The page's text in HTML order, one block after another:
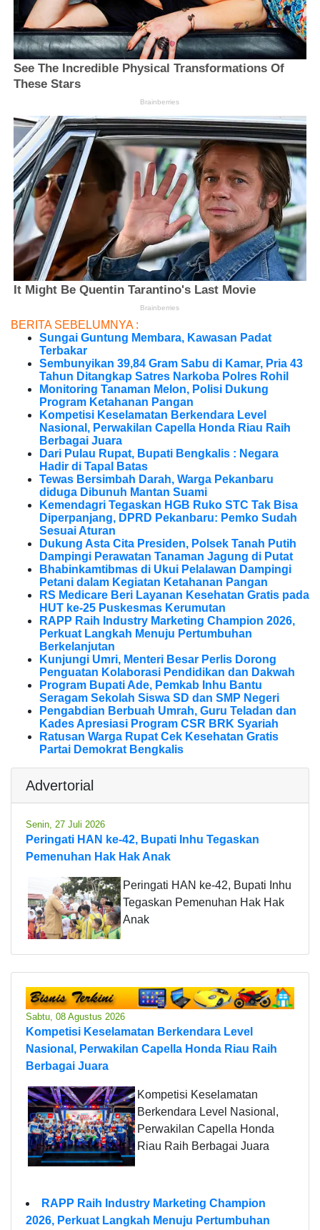
BERITA SEBELUMNYA :
Sungai Guntung Membara, Kawasan Padat
Terbakar
Sembunyikan 39,84 Gram Sabu di Kamar, Pria 43
Tahun Ditangkap Satres Narkoba Polres Rohil
Monitoring Tanaman Melon, Polisi Dukung
Program Ketahanan Pangan
Kompetisi Keselamatan Berkendara Level
Nasional, Perwakilan Capella Honda Riau Raih
Berbagai Juara
Dari Pulau Rupat, Bupati Bengkalis : Negara
Hadir di Tapal Batas
Tewas Bersimbah Darah, Warga Pekanbaru
diduga Dibunuh Mantan Suami
Kemendagri Tegaskan HGB Ruko STC Tak Bisa
Diperpanjang, DPRD Pekanbaru: Pemko Sudah
Sesuai Aturan
Dukung Asta Cita Presiden, Polsek Tanah Putih
Dampingi Perawatan Tanaman Jagung di Putat
Bhabinkamtibmas di Ukui Pelalawan Dampingi
Petani dalam Kegiatan Ketahanan Pangan
RS Medicare Beri Layanan Kesehatan Gratis pada
HUT ke-25 Puskesmas Kerumutan
RAPP Raih Industry Marketing Champion 2026,
Perkuat Langkah Menuju Pertumbuhan
Berkelanjutan
Kunjungi Umri, Menteri Besar Perlis Dorong
Penguatan Kolaborasi Pendidikan dan Dakwah
Program Bupati Ade, Pemkab Inhu Bantu
Seragam Sekolah Siswa SD dan SMP Negeri
Pengabdian Berbuah Umrah, Guru Teladan dan
Kades Apresiasi Program CSR BRK Syariah
Ratusan Warga Rupat Cek Kesehatan Gratis
Partai Demokrat Bengkalis
Advertorial
Senin, 27 Juli 2026
Peringati HAN ke-42, Bupati Inhu Tegaskan
Pemenuhan Hak Hak Anak
Peringati HAN ke-42, Bupati Inhu
Tegaskan Pemenuhan Hak Hak
Anak
Sabtu, 08 Agustus 2026
Kompetisi Keselamatan Berkendara Level
Nasional, Perwakilan Capella Honda Riau Raih
Berbagai Juara
Kompetisi Keselamatan
Berkendara Level Nasional,
Perwakilan Capella Honda
Riau Raih Berbagai Juara
RAPP Raih Industry Marketing Champion
2026, Perkuat Langkah Menuju Pertumbuhan